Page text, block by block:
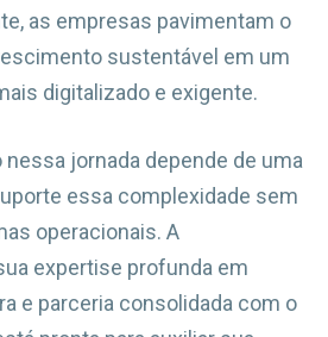
as empresas pavimentam o
sustentável em um
digitalizado e exigente.
jornada depende de uma
essa complexidade sem
operacionais. A
expertise profunda em
e parceria consolidada com o